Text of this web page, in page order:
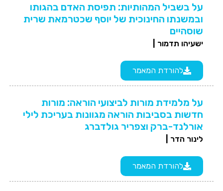
על בשביל המהותיות: תפיסת האדם בהגותו
ובמשנתו החינוכית של יוסף שכטרמאת שרית
שוסהיים
ישעיהו תדמור |
להורדת המאמר
על מלמידת מורות לביצועי הוראה: מורות
חדשות בסביבות הוראה מגוונות בעריכת לילי
אורלנד-ברק וצפריר גולדברג
לינור הדר |
להורדת המאמר